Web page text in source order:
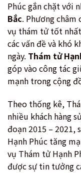
Phúc gắn chặt với
Bắc. Phương
vụ thám tử tốt
các vấn đề và khó
ngày. Thám tử
góp vào công tác
mạnh trong cộng
Theo thống kê,
nhiều khách hàng
đoạn 2015 – 2021,
Hạnh Phúc tăng
vụ Thám tử Hạnh
được sự tin tưởng